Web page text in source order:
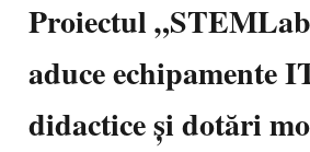
Proiectul
aduce echipamente
didactice și dotări